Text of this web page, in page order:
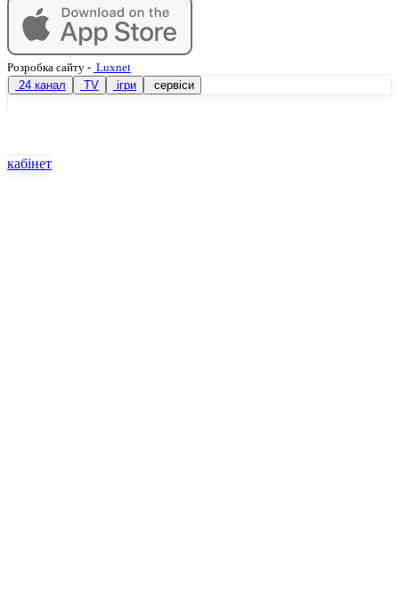
Розробка сайту - Luxnet
24 канал
TV ігри сервіси
кабінет